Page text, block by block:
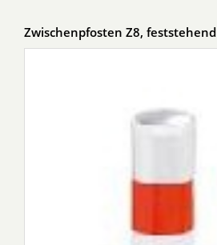
Zwischenpfosten Z8, feststehend